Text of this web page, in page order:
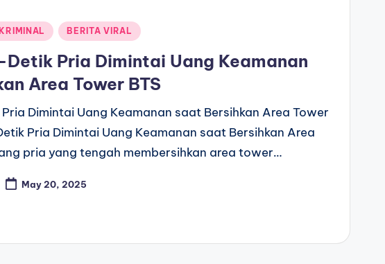
BERITA VIRAL
Pria Dimintai Uang Keamanan
Area Tower BTS
Dimintai Uang Keamanan saat Bersihkan Area Tower
Pria Dimintai Uang Keamanan saat Bersihkan Area
pria yang tengah membersihkan area tower…
May 20, 2025